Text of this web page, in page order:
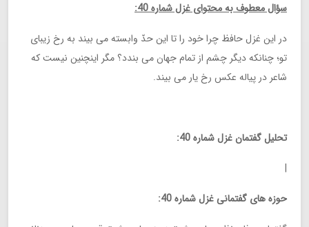
سؤال معطوف به محتوای غزل شماره 40:
در این غزل حافظ چرا خود را تا این حدّ وابسته می بیند به رخ زیبای
تو؛ چنانکه دیگر چشم از تمام جهان می بندد؟ مگر اینچنین نیست که
شاعر در پیاله عکس رخ یار می بیند.
تحلیل گفتمان غزل شماره 40:
|
حوزه های گفتمانی غزل شماره 40: